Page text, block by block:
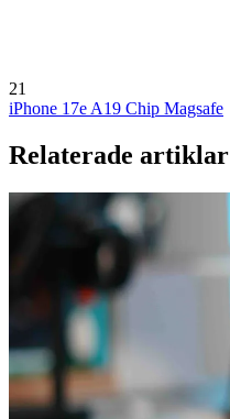
21
iPhone 17e A19 Chip Magsafe
Relaterade artiklar